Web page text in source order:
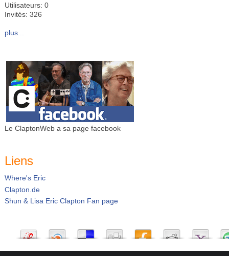
Utilisateurs: 0
Invités: 326
plus...
Le ClaptonWeb a sa page facebook
Liens
Where's Eric
Clapton.de
Shun & Lisa Eric Clapton Fan page